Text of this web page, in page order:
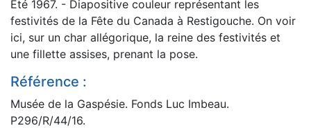
Été 1967. - Diapositive couleur représentant les
festivités de la Fête du Canada à Restigouche. On voir
ici, sur un char allégorique, la reine des festivités et
une fillette assises, prenant la pose.
Référence :
Musée de la Gaspésie. Fonds Luc Imbeau.
P296/R/44/16.